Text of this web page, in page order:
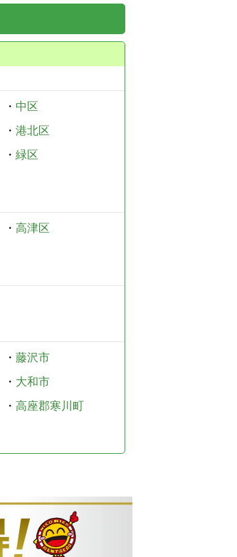
・ 中区
・ 港北区
・ 緑区
・ 高津区
・ 藤沢市
・ 大和市
・ 高座郡寒川町